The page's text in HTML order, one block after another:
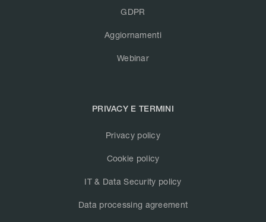
GDPR
Aggiornamenti
Webinar
PRIVACY E TERMINI
Privacy policy
Cookie policy
IT & Data Security policy
Data processing agreement